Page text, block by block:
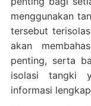
menggunakan
tersebut
akan
penting, serta
isolasi tangki
informasi